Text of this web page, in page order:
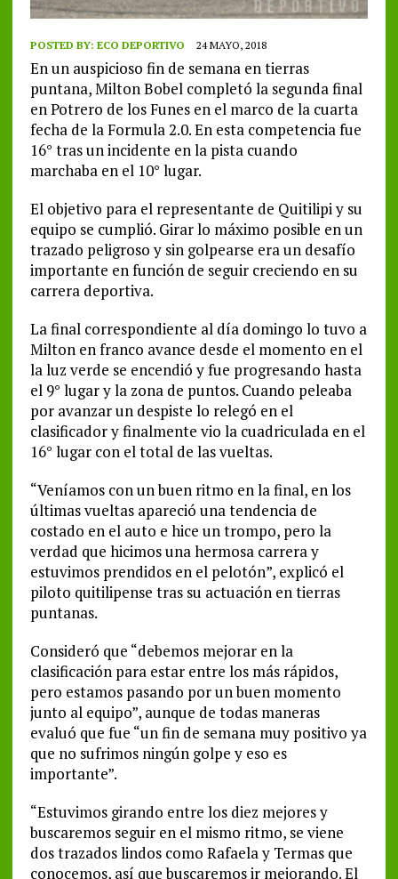
POSTED BY: ECO DEPORTIVO 24 MAYO, 2018
En un auspicioso fin de semana en tierras
puntana, Milton Bobel completó la segunda final
en Potrero de los Funes en el marco de la cuarta
fecha de la Formula 2.0. En esta competencia fue
16° tras un incidente en la pista cuando
marchaba en el 10° lugar.
El objetivo para el representante de Quitilipi y su
equipo se cumplió. Girar lo máximo posible en un
trazado peligroso y sin golpearse era un desafío
importante en función de seguir creciendo en su
carrera deportiva.
La final correspondiente al día domingo lo tuvo a
Milton en franco avance desde el momento en el
la luz verde se encendió y fue progresando hasta
el 9° lugar y la zona de puntos. Cuando peleaba
por avanzar un despiste lo relegó en el
clasificador y finalmente vio la cuadriculada en el
16° lugar con el total de las vueltas.
“Veníamos con un buen ritmo en la final, en los
últimas vueltas apareció una tendencia de
costado en el auto e hice un trompo, pero la
verdad que hicimos una hermosa carrera y
estuvimos prendidos en el pelotón”, explicó el
piloto quitilipense tras su actuación en tierras
puntanas.
Consideró que “debemos mejorar en la
clasificación para estar entre los más rápidos,
pero estamos pasando por un buen momento
junto al equipo”, aunque de todas maneras
evaluó que fue “un fin de semana muy positivo ya
que no sufrimos ningún golpe y eso es
importante”.
“Estuvimos girando entre los diez mejores y
buscaremos seguir en el mismo ritmo, se viene
dos trazados lindos como Rafaela y Termas que
conocemos, así que buscaremos ir mejorando. El